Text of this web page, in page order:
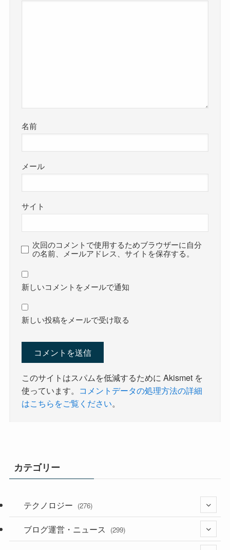
名前
次回のコメントで使用するためブラウザーに自分
の名前、メールアドレス、サイトを保存する。
新しいコメントをメールで通知
新しい投稿をメールで受け取る
このサイトはスパムを低減するために Akismet を
使っています。コメントデータの処理方法の詳細
はこちらをご覧ください 。
カテゴリー
テクノロジー
ブログ運営・ニュース